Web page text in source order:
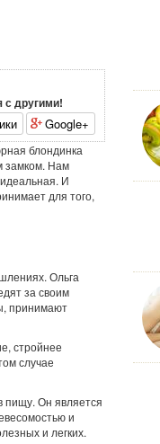
с другими!
Google+
блондинка
замком. Нам
И
для того,
Ольга
за своим
принимают
стройнее
случае
пищу. Он является
и
и легких.